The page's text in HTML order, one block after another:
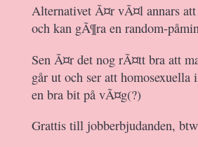
Alternativet Ã¤r vÃ¤l annars
och kan gÃ¶ra en random-
Sen Ã¤r det nog rÃ¤tt bra att
går ut och ser att
en bra bit på vÃ¤g(?)
Grattis till jobberbjudanden,